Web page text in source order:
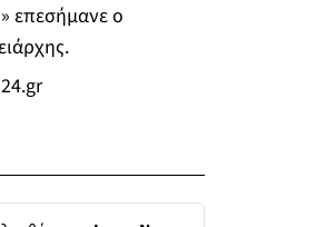
επεσήμανε ο